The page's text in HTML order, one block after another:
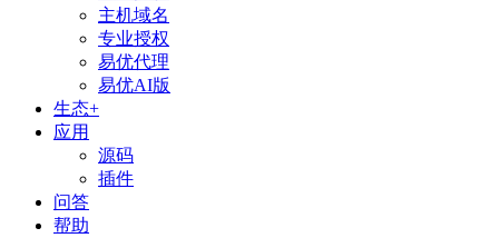
主机域名
专业授权
易优代理
易优AI版
生态+
应用
源码
插件
问答
帮助